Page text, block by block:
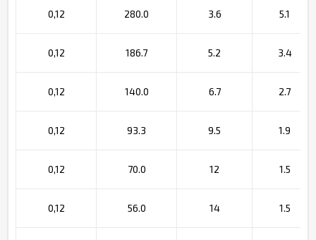
0,12 280.0 3.6 5.1
0,12 186.7 5.2 3.4
0,12 140.0 6.7 2.7
0,12 93.3 9.5 1.9
0,12 70.0 12 1.5
0,12 56.0 14 1.5